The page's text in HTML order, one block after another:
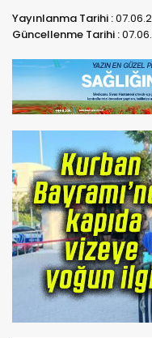
Yayınlanma Tarihi :
Güncellenme Tarihi :